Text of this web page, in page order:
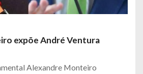
expõe André Ventura
Alexandre Monteiro